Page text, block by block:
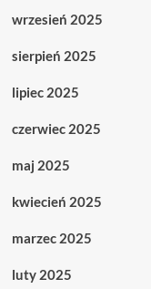
wrzesień 2025
sierpień 2025
lipiec 2025
czerwiec 2025
maj 2025
kwiecień 2025
marzec 2025
luty 2025